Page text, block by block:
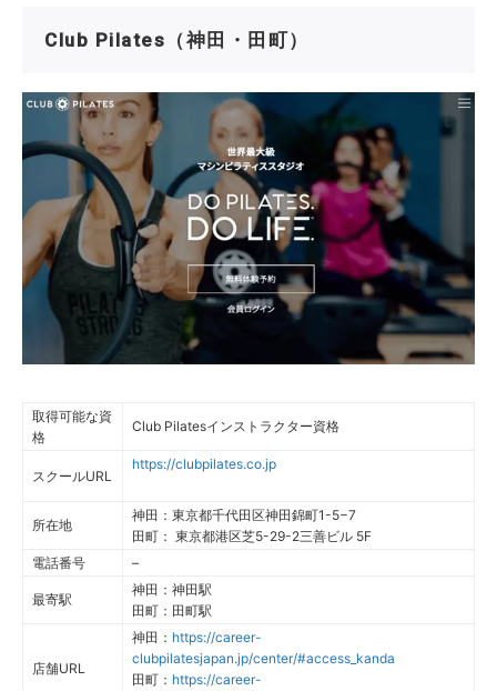
Club Pilates（神田・田町）
取得可能な資
格
Club Pilatesインストラクター資格
スクールURL
https://clubpilates.co.jp
所在地
神田：東京都千代田区神田錦町1-5−7
田町： 東京都港区芝5-29-2三善ビル 5F
電話番号
–
最寄駅
神田：神田駅
田町：田町駅
店舗URL
神田： https://career-
clubpilatesjapan.jp/center/#access_kanda
田町： https://career-